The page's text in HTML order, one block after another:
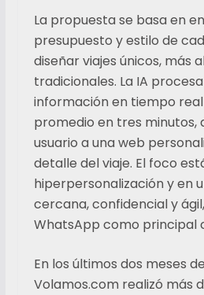
La propuesta se basa en
presupuesto y estilo de
diseñar viajes únicos, más
tradicionales. La IA
información en tiempo
promedio en tres minutos,
usuario a una web
detalle del viaje. El foco
hiperpersonalización y en
cercana, confidencial y
WhatsApp como principal
En los últimos dos meses
Volamos.com realizó más